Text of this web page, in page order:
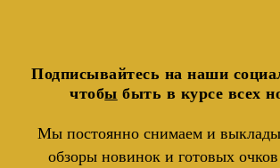
Подписывайтесь на наши
чтобы быть в курсе всех
Мы постоянно снимаем и
обзоры новинок и готовых